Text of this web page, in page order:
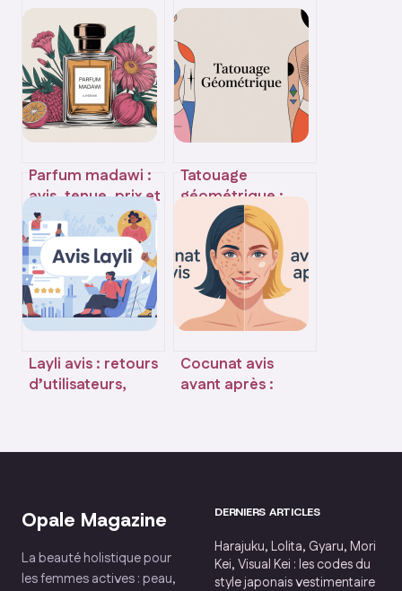
Parfum madawi :
avis, tenue, prix et
alternatives à
connaître
Tatouage
géométrique :
idées,
significations et
conseils avant de
vous lancer
Layli avis : retours
d’utilisateurs,
Cocunat avis
avant après :
d’expérience
Opale Magazine
La beauté holistique pour
les femmes actives : peau,
DERNIERS ARTICLES
Harajuku, Lolita, Gyaru, Mori
Kei, Visual Kei : les codes du
style japonais vestimentaire